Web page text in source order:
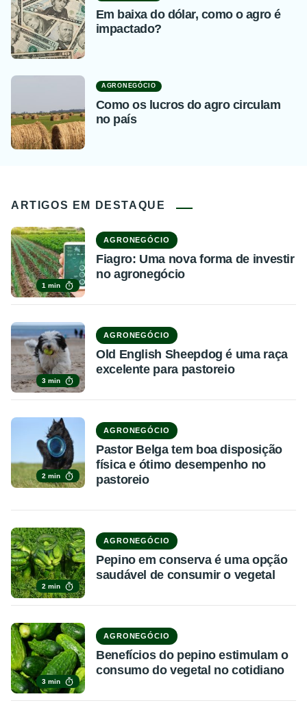
Em baixa do dólar, como o agro é
impactado?
AGRONEGÓCIO
Como os lucros do agro circulam
no país
ARTIGOS EM DESTAQUE
1 min
AGRONEGÓCIO
Fiagro: Uma nova forma de investir
no agronegócio
3 min
AGRONEGÓCIO
Old English Sheepdog é uma raça
excelente para pastoreio
2 min
AGRONEGÓCIO
Pastor Belga tem boa disposição
física e ótimo desempenho no
pastoreio
2 min
AGRONEGÓCIO
Pepino em conserva é uma opção
saudável de consumir o vegetal
3 min
AGRONEGÓCIO
Benefícios do pepino estimulam o
consumo do vegetal no cotidiano